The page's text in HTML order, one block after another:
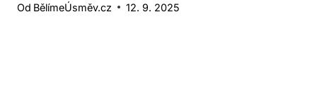
Od BělímeÚsměv.cz 12. 9. 2025